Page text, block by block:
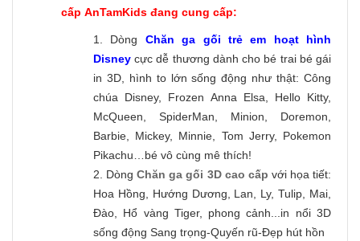
cấp AnTamKids đang cung cấp:
1. Dòng Chăn ga gối trẻ em hoạt hình
Disney cực dễ thương dành cho bé trai bé gái
in 3D, hình to lớn sống động như thật: Công
chúa Disney, Frozen Anna Elsa, Hello Kitty,
McQueen, SpiderMan, Minion, Doremon,
Barbie, Mickey, Minnie, Tom Jerry, Pokemon
Pikachu…bé vô cùng mê thích!
2. DòngChăn ga gối 3D cao cấp với họa tiết:
Hoa Hồng, Hướng Dương, Lan, Ly, Tulip, Mai,
Đào, Hổ vàng Tiger, phong cảnh...in nổi 3D
sống động Sang trọng-Quyến rũ-Đẹp hút hồn